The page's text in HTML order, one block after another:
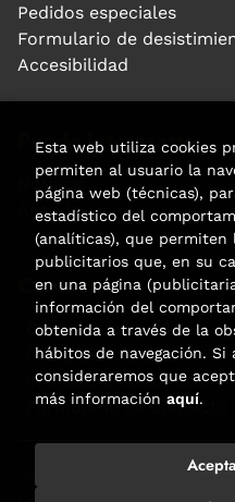
Pedidos especiales
Formulario de
Accesibilidad
Puede interesarte
Noticias
Agenda
Contacto
Carrer Aribau, 84
(+34) 932 160 225
info@libreriafabre.com
Formulario de contacto
. Todos los
Esta web utiliza cookies
permiten al usuario la
página web (técnicas),
estadístico del
(analíticas), que permiten
publicitarios que, en su
en una página
información del
obtenida a través de la
hábitos de navegación. Si
consideraremos que
más información aquí.